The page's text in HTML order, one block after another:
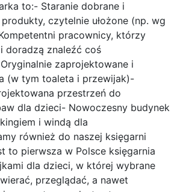
to:- Staranie dobrane i
czytelnie ułożone (np. wg
pracownicy, którzy
doradzą znaleźć coś
zaprojektowane i
(w tym toaleta i przewijak)-
przestrzeń do
dla dzieci- Nowoczesny budynek
i windą dla
również do naszej księgarni
to pierwsza w Polsce księgarnia
dla dzieci, w której wybrane
przeglądać, a nawet